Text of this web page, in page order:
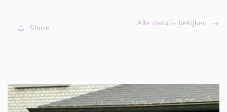
Share
Alle details bekijken